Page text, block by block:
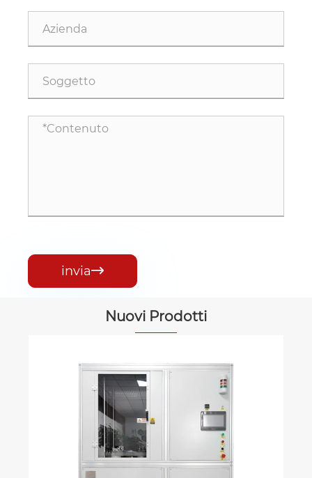
invia
Nuovi Prodotti
Macchina di livellamento HTCC
Visualizza altro >>